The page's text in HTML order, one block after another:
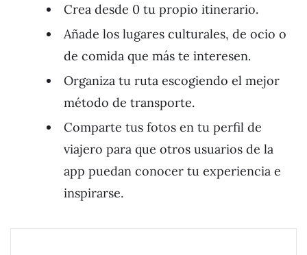
Crea desde 0 tu propio itinerario.
Añade los lugares culturales, de ocio o
de comida que más te interesen.
Organiza tu ruta escogiendo el mejor
método de transporte.
Comparte tus fotos en tu perfil de
viajero para que otros usuarios de la
app puedan conocer tu experiencia e
inspirarse.